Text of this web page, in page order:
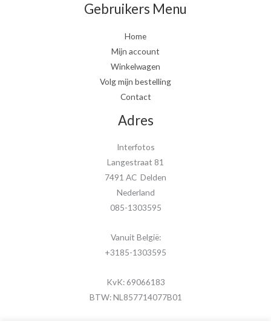
Gebruikers Menu
Home
Mijn account
Winkelwagen
Volg mijn bestelling
Contact
Adres
Interfotos
Langestraat 81
7491 AC Delden
Nederland
085-1303595
Vanuit België:
+3185-1303595
KvK: 69066183
BTW: NL857714077B01